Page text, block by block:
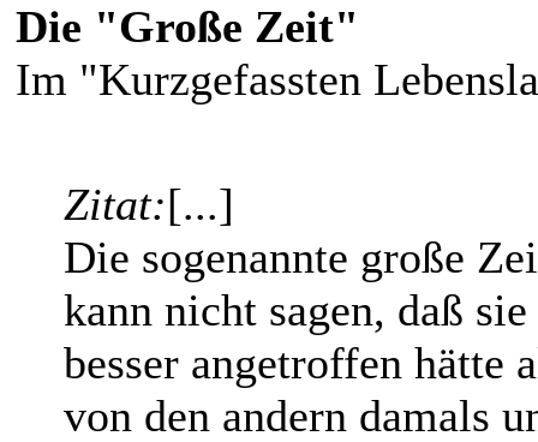
Die "Große Zeit"
Im "Kurzgefassten
Zitat:[...]
Die sogenannte große
kann nicht sagen, daß
besser angetroffen hätte
von den andern damals